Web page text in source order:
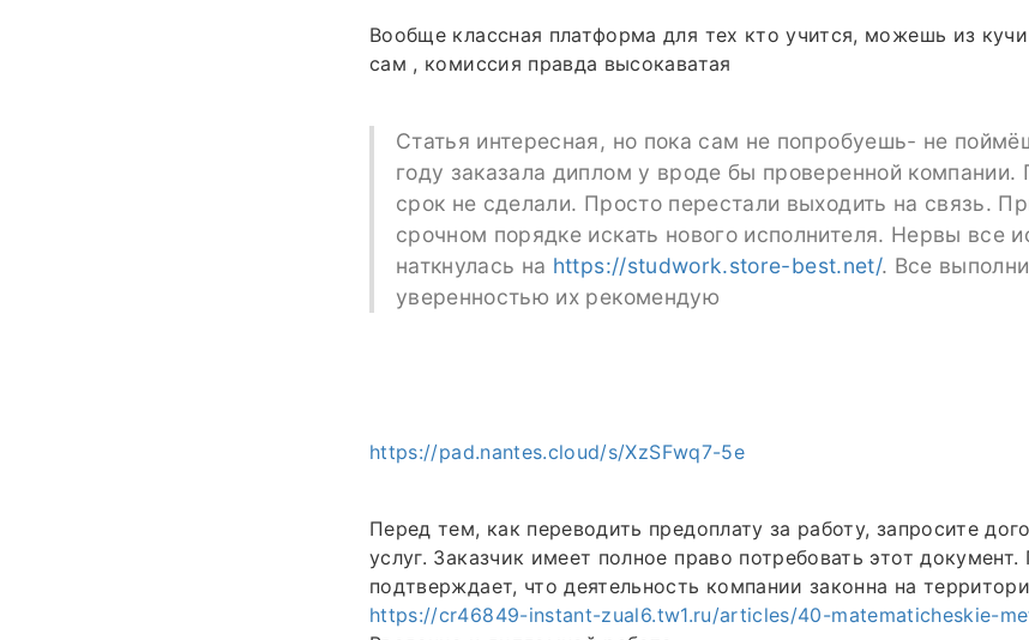
Вообще классная платформа для тех кто учится, можешь из
сам , комиссия правда высокаватая
Статья интересная, но пока сам не попробуешь- не
году заказала диплом у вроде бы проверенной компании.
срок не сделали. Просто перестали выходить на связь.
срочном порядке искать нового исполнителя. Нервы все
наткнулась на https://studwork.store-best.net/. Все
уверенностью их рекомендую
https://pad.nantes.cloud/s/XzSFwq7-5e
Перед тем, как переводить предоплату за работу, запросите
услуг. Заказчик имеет полное право потребовать этот
подтверждает, что деятельность компании законна на
https://cr46849-instant-zual6.tw1.ru/articles/40-matematicheskie-